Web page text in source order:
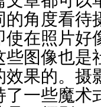
的角度看待
使在照片好
些图像也是
效果的。摄
了一些魔术